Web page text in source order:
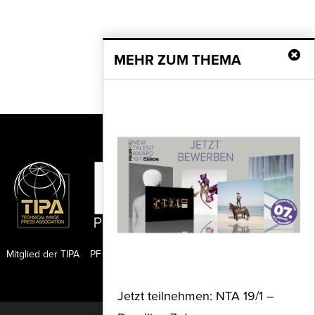
MEHR ZUM THEMA
Jetzt teilnehmen: NTA 19/1 –
PF Publishing GmbH
Mitglied der TIPA